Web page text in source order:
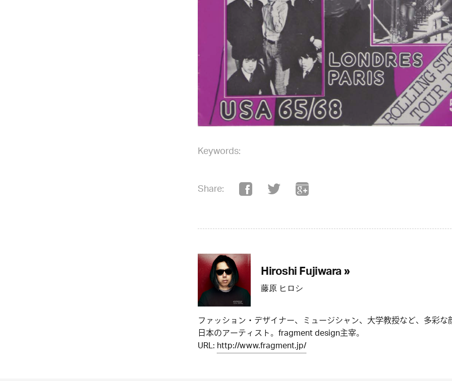
Keywords:
Share:
Hiroshi Fujiwara »
藤原 ヒロシ
ファッション・デザイナー、ミュージシャン、大学教授など、多彩な
日本のアーティスト。fragment design主宰。
URL:http://www.fragment.jp/